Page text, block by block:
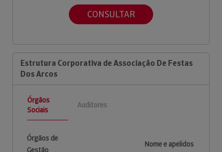
CONSULTAR
Estrutura Corporativa de Associação De Festas
Dos Arcos
Órgãos
Sociais
Auditores
Órgãos de
Gestão
Nome e apelidos